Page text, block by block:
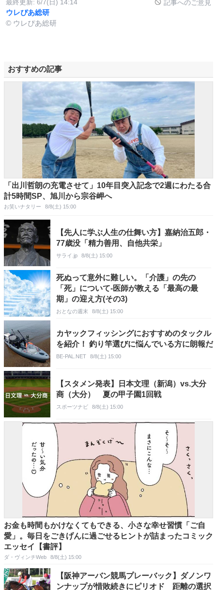
最終更新: 6/7(日) 14:14 記事へのご意見
ウレぴあ総研
© ウレぴあ総研
おすすめの記事
「出川哲朗の充電させて」10年目突入記念で2週にわたる合
計5時間SP、旭川から宗谷岬へ
お笑いナタリー 8/8(土) 15:00
【先人に学ぶ人生の仕舞い方】嘉納治五郎・
77歳没「精力善用、自他共栄」
サライ.jp 8/8(土) 15:00
死ぬって意外に難しい。「介護」の先の
「死」について-医師が教える「最高の最
期」の迎え方(その3)
おとなの週末 8/8(土) 15:00
カヤックフィッシングにおすすめのタックル
を紹介！ 釣り竿選びに悩んでいる方に朗報だ
BE-PAL.NET 8/8(土) 15:00
【スタメン発表】日本文理（新潟）vs.大分
商（大分） 夏の甲子園1回戦
スポーツナビ 8/8(土) 15:00
お金も時間もかけなくてもできる、小さな幸せ習慣「ご自
愛」。毎日をごきげんに過ごせるヒントが詰まったコミック
エッセイ【書評】
ダ・ヴィンチWeb 8/8(土) 15:00
【阪神アーバン競馬プレーバック】ダノンワ
ンナップが惜敗続きにピリオド 距離の選択